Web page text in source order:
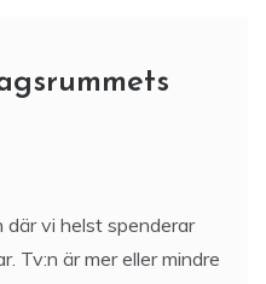
där vi helst spenderar
Tv:n är mer eller mindre